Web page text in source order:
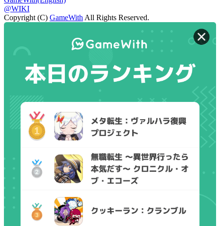
@WIKI
Copyright (C) GameWith All Rights Reserved.